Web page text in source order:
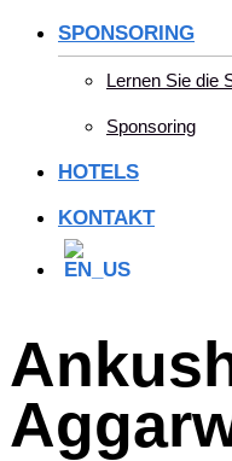
SPONSORING
Lernen Sie die
Sponsoring
HOTELS
KONTAKT